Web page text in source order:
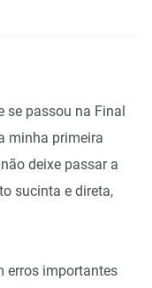
se passou na Final
minha primeira
deixe passar a
sucinta e direta,
erros importantes